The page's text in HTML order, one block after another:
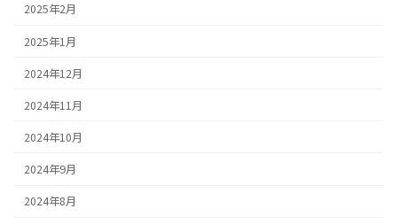
2025年2月
2025年1月
2024年12月
2024年11月
2024年10月
2024年9月
2024年8月